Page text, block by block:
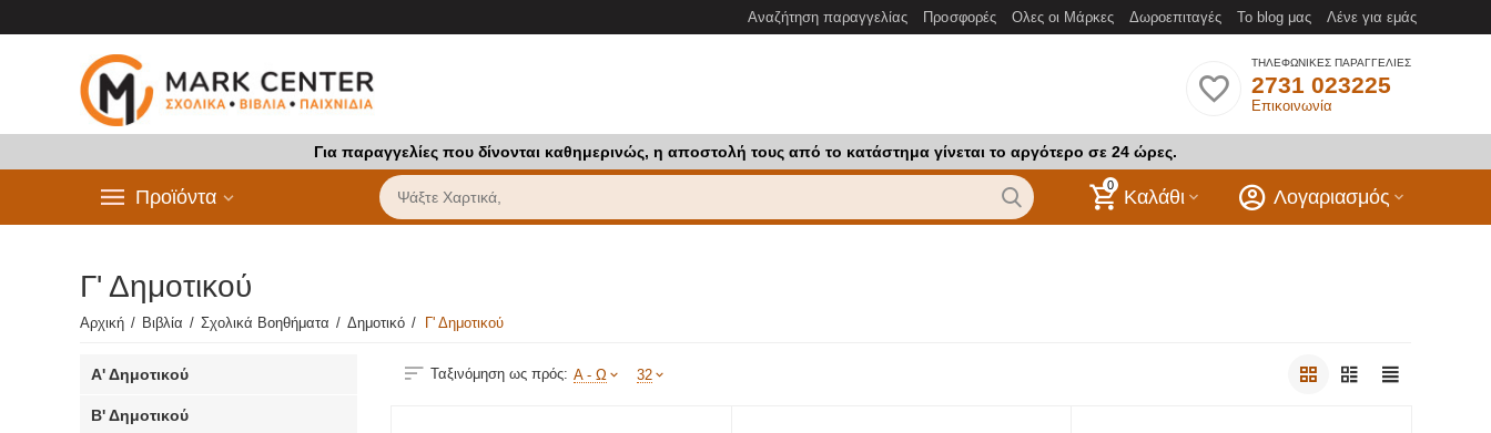
Αναζήτηση παραγγελίας Προσφορές Ολες οι Μάρκες Δωροεπιταγές Το blog μας Λένε για εμάς
ΤΗΛΕΦΩΝΙΚΕΣ ΠΑΡΑΓΓΕΛΙΕΣ
2731 023225
Επικοινωνία
Για παραγγελίες που δίνονται καθημερινώς, η αποστολή τους από το κατάστημα γίνεται το αργότερο σε 24 ώρες.
Προϊόντα Λογαριασμός
0
Καλάθι
Γ' Δημοτικού
Αρχική / Βιβλία / Σχολικά Βοηθήματα / Δημοτικό / Γ' Δημοτικού
Ταξινόμηση ως πρός: Α - Ω 32
Α' Δημοτικού
Β' Δημοτικού